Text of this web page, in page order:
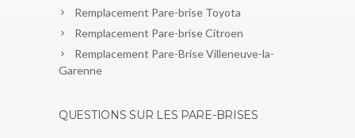
Remplacement Pare-brise Toyota
Remplacement Pare-brise Citroen
Remplacement Pare-Brise Villeneuve-la-
Garenne
QUESTIONS SUR LES PARE-BRISES